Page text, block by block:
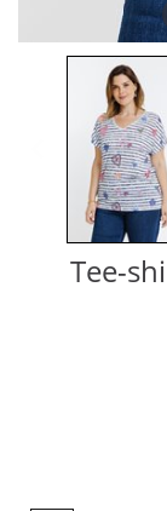
Tee-